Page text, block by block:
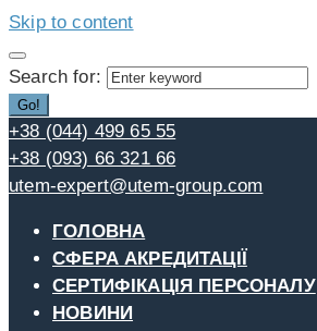
Skip to content
Search for:
Go!
+38 (044) 499 65 55
+38 (093) 66 321 66
utem-expert@utem-group.com
ГОЛОВНА
СФЕРА АКРЕДИТАЦІЇ
СЕРТИФІКАЦІЯ ПЕРСОНАЛУ
НОВИНИ